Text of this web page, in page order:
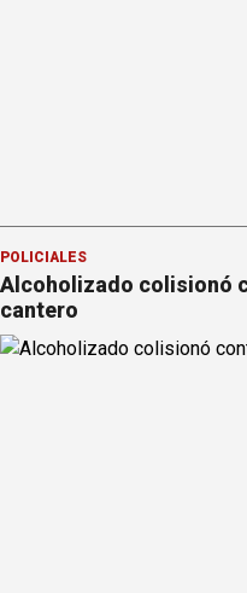
POLICIALES
Alcoholizado colisionó
cantero